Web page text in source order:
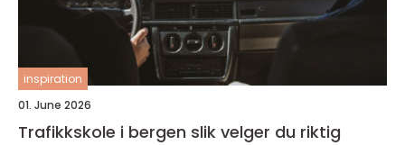
inspiration
01. June 2026
Trafikkskole i bergen slik velger du riktig